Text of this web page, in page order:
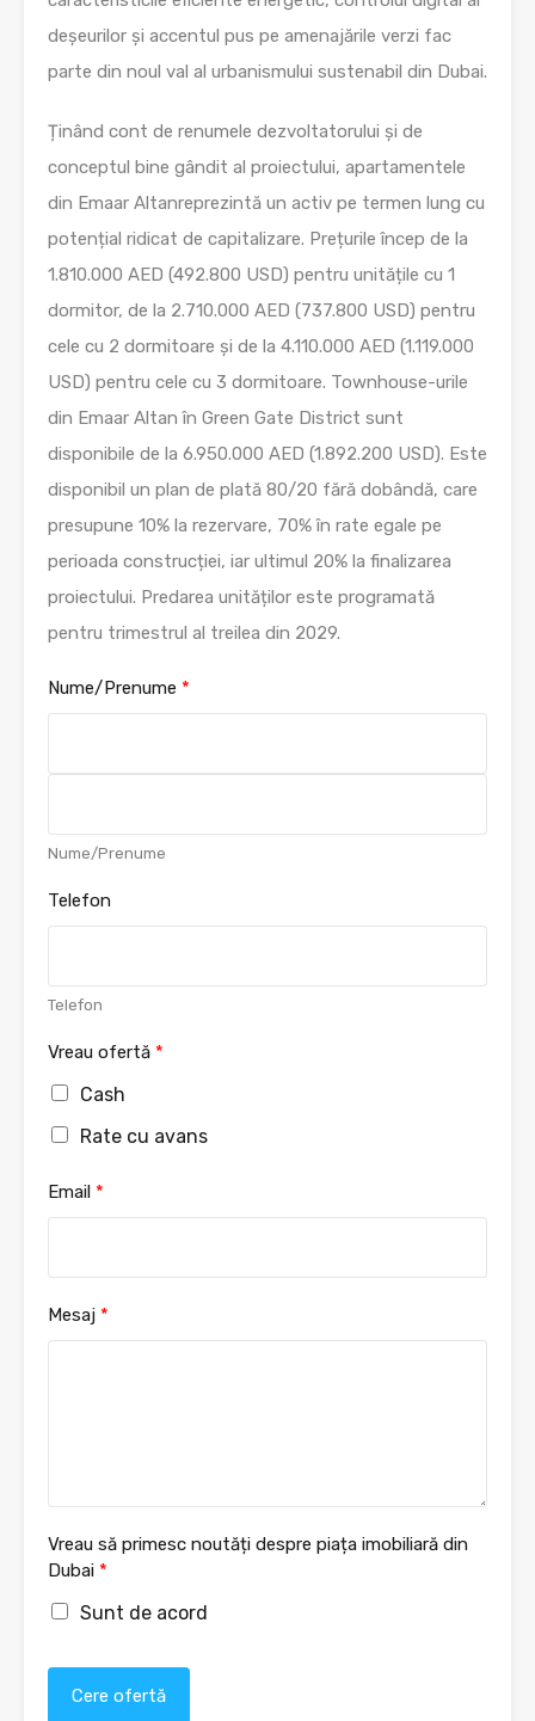
deșeurilor și accentul pus pe amenajările verzi fac
parte din noul val al urbanismului sustenabil din Dubai.
Ținând cont de renumele dezvoltatorului și de
conceptul bine gândit al proiectului, apartamentele
din Emaar Altanreprezintă un activ pe termen lung cu
potențial ridicat de capitalizare. Prețurile încep de la
1.810.000 AED (492.800 USD) pentru unitățile cu 1
dormitor, de la 2.710.000 AED (737.800 USD) pentru
cele cu 2 dormitoare și de la 4.110.000 AED (1.119.000
USD) pentru cele cu 3 dormitoare. Townhouse-urile
din Emaar Altan în Green Gate District sunt
disponibile de la 6.950.000 AED (1.892.200 USD). Este
disponibil un plan de plată 80/20 fără dobândă, care
presupune 10% la rezervare, 70% în rate egale pe
perioada construcției, iar ultimul 20% la finalizarea
proiectului. Predarea unităților este programată
pentru trimestrul al treilea din 2029.
Nume/Prenume *
s
ta
t
Nume/Prenume
Telefon
Telefon
Vreau ofertă *
Cash
Rate cu avans
Email *
Mesaj *
Vreau să primesc noutăți despre piața imobiliară din
Dubai *
Sunt de acord
Cere ofertă